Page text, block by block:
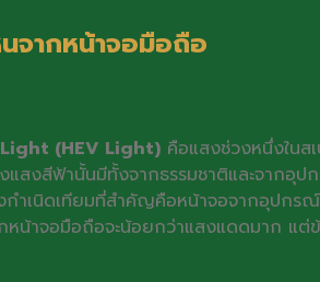
จากหน้าจอมือถือ
(HEV Light) คือแสงช่วงหนึ่งใน
งสีฟ้านั้นมีทั้งจากธรรมชาติและจากอุ
ำเนิดเทียมที่สำคัญคือหน้าจอจากอุปก
าจอมือถือจะน้อยกว่าแสงแดดมาก แต่